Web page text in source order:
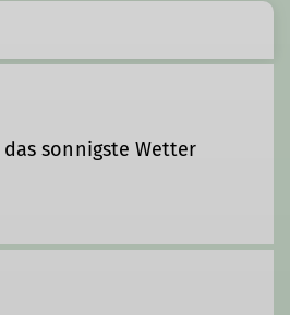
sonnigste Wetter